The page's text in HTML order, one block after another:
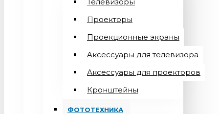
Проекторы
Проекционные экраны
Aксессуары для телевизора
Аксессуары для проекторов
Кронштейны
ФОТОТЕХНИКА